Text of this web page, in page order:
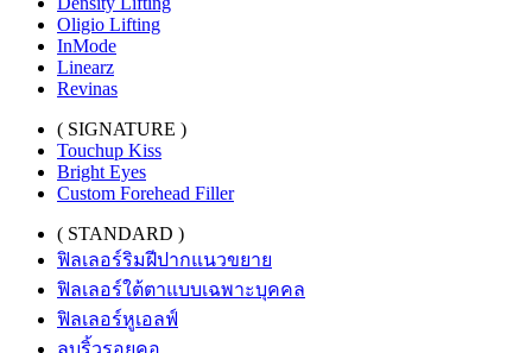
Oligio Lifting
InMode
Linearz
Revinas
( SIGNATURE )
Touchup Kiss
Bright Eyes
Custom Forehead Filler
( STANDARD )
ฟิลเลอร์ริมฝีปากแนวขยาย
ฟิลเลอร์ใต้ตาแบบเฉพาะบุคคล
ฟิลเลอร์หูเอลฟ์
ลบริ้วรอยคอ